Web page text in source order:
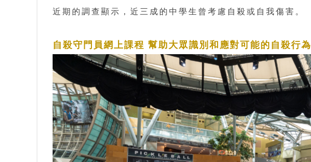
近期的調查顯示，近三成的中學生曾考慮自殺或自我傷害。
自殺守門員網上課程 幫助大眾識別和應對可能的自殺行為